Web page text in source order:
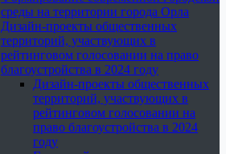
среды на территории города Орла
Дизайн-проекты общественных
территорий, участвующих в
рейтинговом голосовании на право
благоустройства в 2024 году
Дизайн-проекты общественных
территорий, участвующих в
рейтинговом голосовании на
право благоустройства в 2024
году